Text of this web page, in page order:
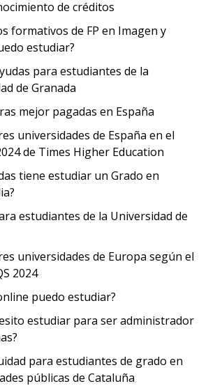
de créditos
formativos de FP en Imagen y
estudiar?
para estudiantes de la
de Granada
mejor pagadas en España
universidades de España en el
de Times Higher Education
tiene estudiar un Grado en
estudiantes de la Universidad de
universidades de Europa según el
2024
puedo estudiar?
estudiar para ser administrador
para estudiantes de grado en
públicas de Cataluña